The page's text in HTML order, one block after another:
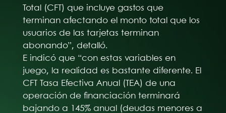
Total (CFT) que incluye gastos que
terminan afectando el monto total que los
usuarios de las tarjetas terminan
abonando”, detalló.
E indicó que “con estas variables en
juego, la realidad es bastante diferente. El
CFT Tasa Efectiva Anual (TEA) de una
operación de financiación terminará
bajando a 145% anual (deudas menores a